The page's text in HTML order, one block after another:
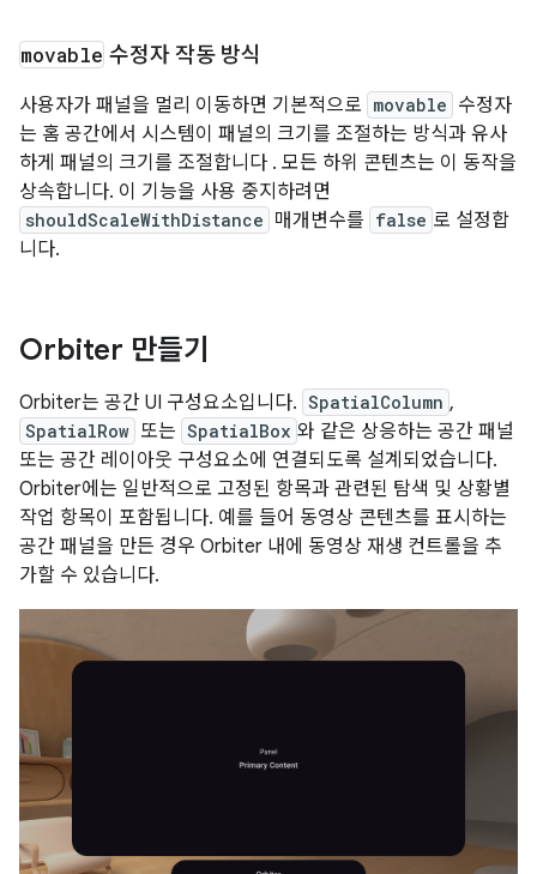
movable 수정자 작동 방식
사용자가 패널을 멀리 이동하면 기본적으로 movable 수정자
는 홈 공간에서 시스템이 패널의 크기를 조절하는 방식과 유사
하게 패널의 크기를 조절합니다 . 모든 하위 콘텐츠는 이 동작을
상속합니다. 이 기능을 사용 중지하려면
shouldScaleWithDistance 매개변수를 false 로 설정합
니다.
Orbiter 만들기
Orbiter는 공간 UI 구성요소입니다. SpatialColumn ,
SpatialRow 또는 SpatialBox 와 같은 상응하는 공간 패널
또는 공간 레이아웃 구성요소에 연결되도록 설계되었습니다.
Orbiter에는 일반적으로 고정된 항목과 관련된 탐색 및 상황별
작업 항목이 포함됩니다. 예를 들어 동영상 콘텐츠를 표시하는
공간 패널을 만든 경우 Orbiter 내에 동영상 재생 컨트롤을 추
가할 수 있습니다.